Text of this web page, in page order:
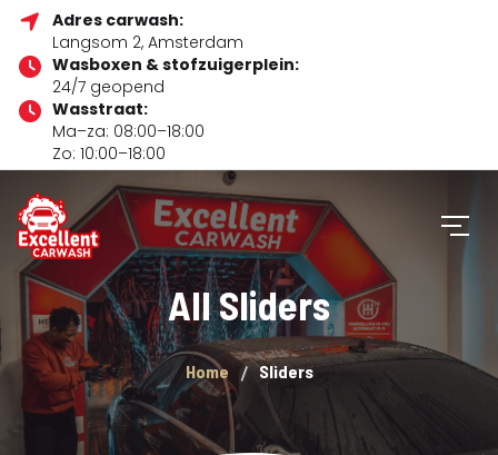
Adres carwash:
Langsom 2, Amsterdam
Wasboxen & stofzuigerplein:
24/7 geopend
Wasstraat:
Ma–za: 08:00–18:00
Zo: 10:00–18:00
All Sliders
Home Sliders